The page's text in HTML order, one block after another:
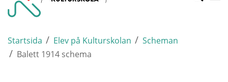
Startsida / Elev på Kulturskolan / Scheman
/ Balett 1914 schema